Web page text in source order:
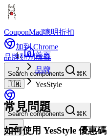
CouponMad聰明折扣
加到 Chrome
品牌類別標籤
Search components
⌘K
🇹🇼
Search components ⌘K
首頁
品牌
YesStyle
常見問題
如何使用 YesStyle 優惠碼